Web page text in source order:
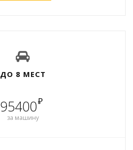
ДО 8 МЕСТ
95400₽
за машину